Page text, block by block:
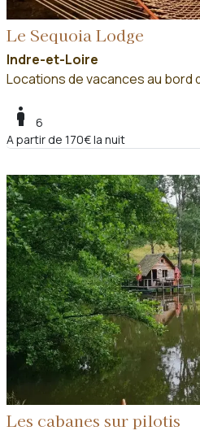
Le Sequoia Lodge
Indre-et-Loire
Locations de vacances au bord
boy
6
A partir de 170€ la nuit
Les cabanes sur pilotis